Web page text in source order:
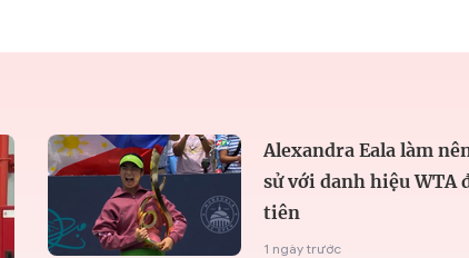
Alexandra Eala làm
sử với danh hiệu WTA
tiên
1 ngày trước